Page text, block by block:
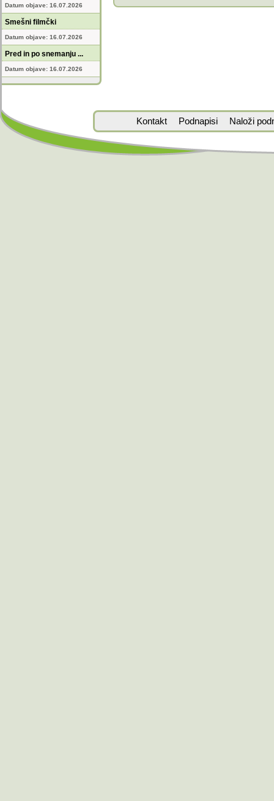
Datum objave: 16.07.2026
Smešni filmčki
Datum objave: 16.07.2026
Pred in po snemanju ...
Datum objave: 16.07.2026
Kontakt Podnapisi Naloži